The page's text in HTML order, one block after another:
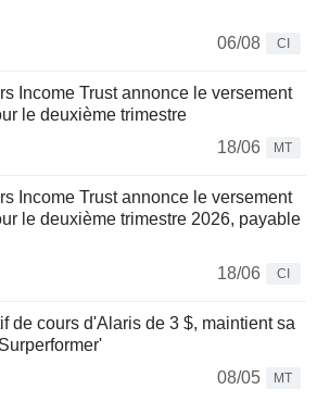
06/08
CI
Income Trust annonce le versement
le deuxième trimestre
18/06
MT
Income Trust annonce le versement
le deuxième trimestre 2026, payable
18/06
CI
de cours d'Alaris de 3 $, maintient sa
08/05
MT